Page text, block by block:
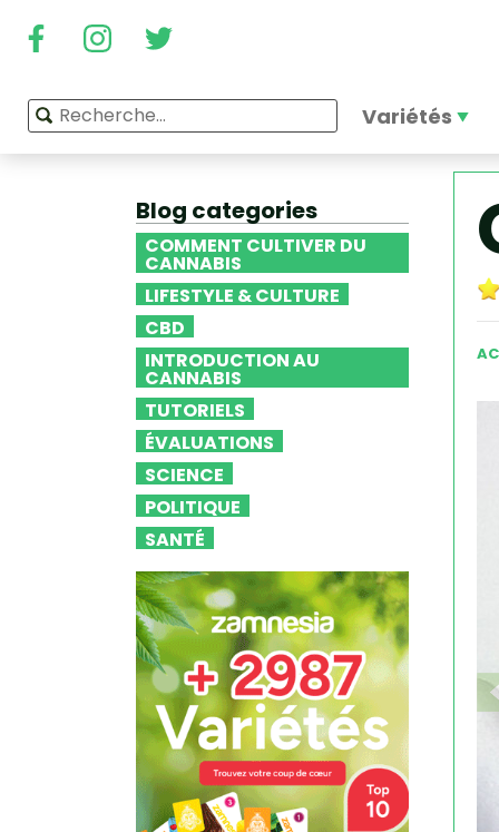
Variétés
Blog categories
COMMENT CULTIVER DU
CANNABIS
LIFESTYLE & CULTURE
CBD
INTRODUCTION AU
CANNABIS
TUTORIELS
ÉVALUATIONS
SCIENCE
POLITIQUE
SANTÉ